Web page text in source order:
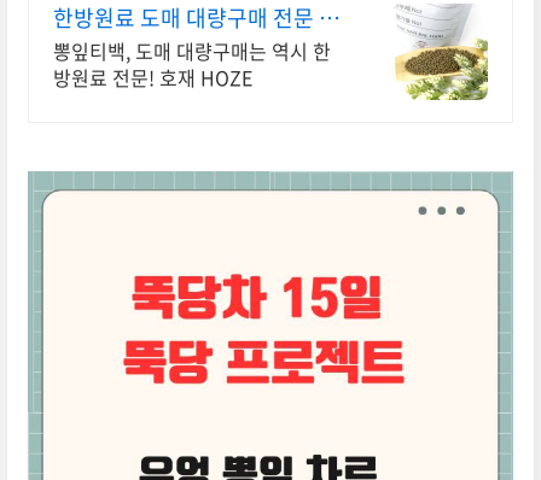
한방원료 도매 대량구매 전문 대
량으로만 구매 가능
뽕잎티백, 도매 대량구매는 역시 한
방원료 전문! 호재 HOZE